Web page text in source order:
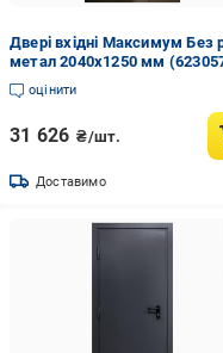
Двері вхідні Максимум Без
метал 2040х1250 мм
оцінити
31 626 ₴/шт.
Доставимо